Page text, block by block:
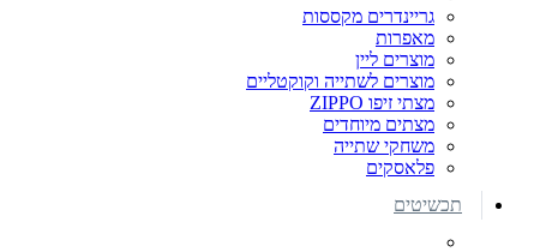
גריינדרים מקססות
מאפרות
מוצרים ליין
מוצרים לשתייה וקוקטליים
מצתי זיפו ZIPPO
מצתים מיוחדים
משחקי שתייה
פלאסקים
תכשיטים